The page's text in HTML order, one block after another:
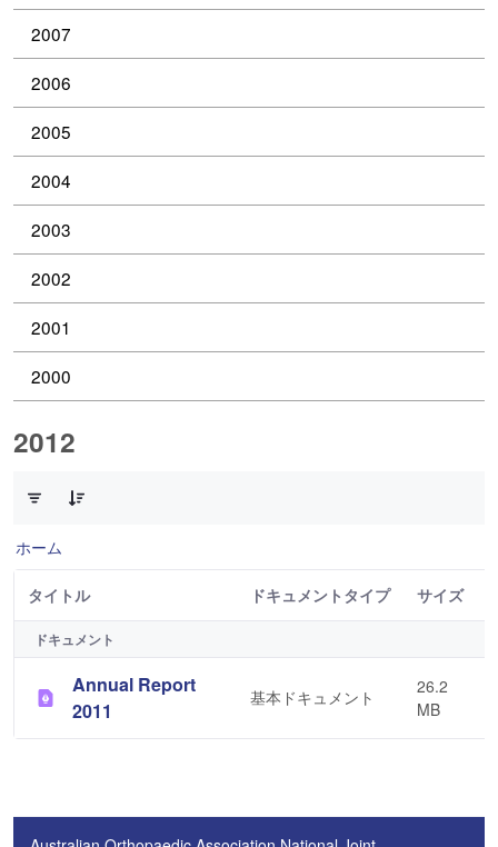
2007
2006
2005
2004
2003
2002
2001
2000
2012
ホーム
タイトル ドキュメントタイプ サイズ
ドキュメント
Annual Report
2011
基本ドキュメント
26.2
MB